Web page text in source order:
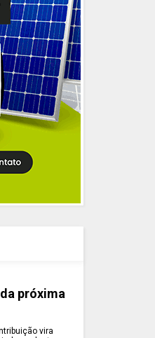
próxima
vira